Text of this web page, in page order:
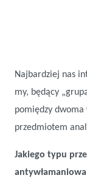
Najbardziej nas
my, będący
pomiędzy
przedmiotem
Jakiego typu